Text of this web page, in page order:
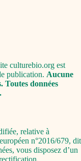
culturebio.org est
publication. Aucune
Toutes données
relative à
n°2016/679, dit
vous disposez d’un